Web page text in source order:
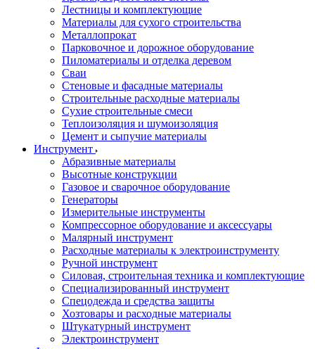
Лестницы и комплектующие
Материалы для сухого строительства
Металлопрокат
Парковочное и дорожное оборудование
Пиломатериалы и отделка деревом
Сваи
Стеновые и фасадные материалы
Строительные расходные материалы
Сухие строительные смеси
Теплоизоляция и шумоизоляция
Цемент и сыпучие материалы
Инструмент
Абразивные материалы
Высотные конструкции
Газовое и сварочное оборудование
Генераторы
Измерительные инструменты
Компрессорное оборудование и аксессуары
Малярный инструмент
Расходные материалы к электроинструменту
Ручной инструмент
Силовая, строительная техника и комплектующие
Специализированный инструмент
Спецодежда и средства защиты
Хозтовары и расходные материалы
Штукатурный инструмент
Электроинструмент